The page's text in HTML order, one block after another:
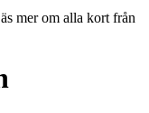
mer om alla kort från